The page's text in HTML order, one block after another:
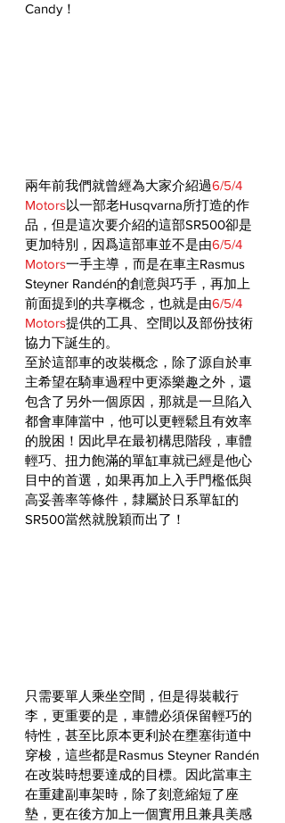
Candy！
兩年前我們就曾經為大家介紹過6/5/4
Motors以一部老Husqvarna所打造的作
品，但是這次要介紹的這部SR500卻是
更加特別，因爲這部車並不是由6/5/4
Motors一手主導，而是在車主Rasmus
Steyner Randén的創意與巧手，再加上
前面提到的共享概念，也就是由6/5/4
Motors提供的工具、空間以及部份技術
協力下誕生的。
至於這部車的改裝概念，除了源自於車
主希望在騎車過程中更添樂趣之外，還
包含了另外一個原因，那就是一旦陷入
都會車陣當中，他可以更輕鬆且有效率
的脫困！因此早在最初構思階段，車體
輕巧、扭力飽滿的單缸車就已經是他心
目中的首選，如果再加上入手門檻低與
高妥善率等條件，隸屬於日系單缸的
SR500當然就脫穎而出了！
只需要單人乘坐空間，但是得裝載行
李，更重要的是，車體必須保留輕巧的
特性，甚至比原本更利於在壅塞街道中
穿梭，這些都是Rasmus Steyner Randén
在改裝時想要達成的目標。因此當車主
在重建副車架時，除了刻意縮短了座
墊，更在後方加上一個實用且兼具美感